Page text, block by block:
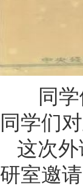
同学们
同学们
这次
研室邀